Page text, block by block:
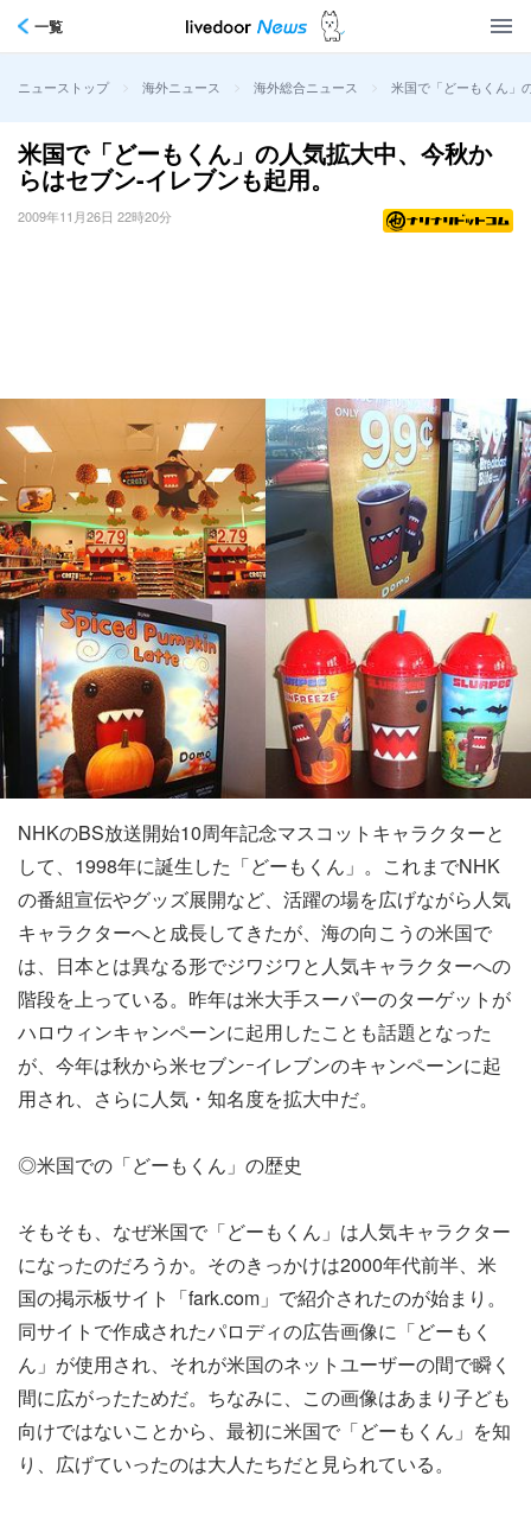
一覧
ニューストップ > 海外ニュース > 海外総合ニュース > 米国で「どーもくん」
米国で「どーもくん」の人気拡大中、今秋か
らはセブン-イレブンも起用。
2009年11月26日 22時20分
NHKのBS放送開始10周年記念マスコットキャラクターと
して、1998年に誕生した「どーもくん」。これまでNHK
の番組宣伝やグッズ展開など、活躍の場を広げながら人気
キャラクターへと成長してきたが、海の向こうの米国で
は、日本とは異なる形でジワジワと人気キャラクターへの
階段を上っている。昨年は米大手スーパーのターゲットが
ハロウィンキャンペーンに起用したことも話題となった
が、今年は秋から米セブンｰイレブンのキャンペーンに起
用され、さらに人気・知名度を拡大中だ。
◎米国での「どーもくん」の歴史
そもそも、なぜ米国で「どーもくん」は人気キャラクター
になったのだろうか。そのきっかけは2000年代前半、米
国の掲示板サイト「fark.com」で紹介されたのが始まり。
同サイトで作成されたパロディの広告画像に「どーもく
ん」が使用され、それが米国のネットユーザーの間で瞬く
間に広がったためだ。ちなみに、この画像はあまり子ども
向けではないことから、最初に米国で「どーもくん」を知
り、広げていったのは大人たちだと見られている。